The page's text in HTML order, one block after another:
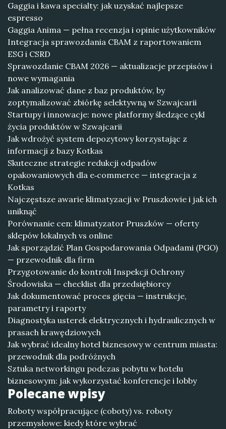
Gaggia i kawa specialty: jak uzyskać najlepsze
espresso
Gaggia Anima — pełna recenzja i opinie użytkowników
Integracja sprawozdania CBAM z raportowaniem
ESG i CSRD
Sprawozdanie CBAM 2026 — aktualizacje przepisów i
nowe wymagania
Jak analizować dane z baz produktów, by
zoptymalizować zbiórkę selektywną w Szwajcarii
Startupy i innowacje: nowe platformy śledzące cykl
życia produktów w Szwajcarii
Jak wdrożyć system depozytowy korzystając z
informacji z bazy Kotkas
Skuteczne strategie redukcji odpadów
opakowaniowych dla e‑commerce — integracja z
Kotkas
Najczęstsze awarie klimatyzacji w Pruszkowie i jak ich
uniknąć
Porównanie cen: klimatyzator Pruszków — oferty
sklepów lokalnych vs online
Jak sporządzić Plan Gospodarowania Odpadami (PGO)
— przewodnik dla firm
Przygotowanie do kontroli Inspekcji Ochrony
Środowiska — checklist dla przedsiębiorcy
Jak dokumentować proces gięcia — instrukcje,
parametry i raporty
Diagnostyka usterek elektrycznych i hydraulicznych w
prasach krawędziowych
Jak wybrać idealny hotel biznesowy w centrum miasta:
przewodnik dla podróżnych
Sztuka networkingu podczas pobytu w hotelu
biznesowym: jak wykorzystać konferencje i lobby
Polecane wpisy
Roboty współpracujące (coboty) vs. roboty
przemysłowe: kiedy które wybrać